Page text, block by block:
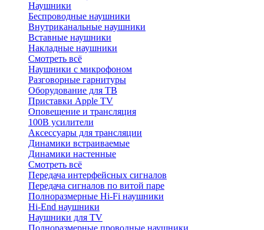
Наушники
Беспроводные наушники
Внутриканальные наушники
Вставные наушники
Накладные наушники
Смотреть всё
Наушники с микрофоном
Разговорные гарнитуры
Оборудование для ТВ
Приставки Apple TV
Оповещение и трансляция
100В усилители
Аксессуары для трансляции
Динамики встраиваемые
Динамики настенные
Смотреть всё
Передача интерфейсных сигналов
Передача сигналов по витой паре
Полноразмерные Hi-Fi наушники
Hi-End наушники
Наушники для TV
Полноразмерные проводные наушники